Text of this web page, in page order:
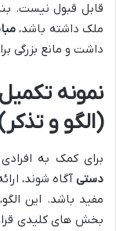
قابل قبول نیست.
ملک داشته باشد،
داشت و مانع بزرگی
نمونه
(الگو و
برای کمک به
دستی آگاه شوند،
مفید باشد. این
بخش های کلیدی